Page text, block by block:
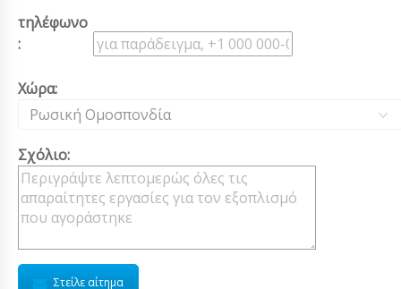
τηλέφωνο
:
Χώρα:
Ρωσική Ομοσπονδία
Σχόλιο:
Στείλε αίτημα